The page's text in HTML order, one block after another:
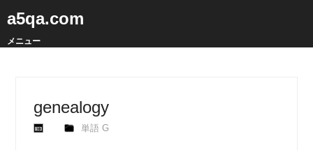
a5qa.com
メニュー
genealogy
単語 G